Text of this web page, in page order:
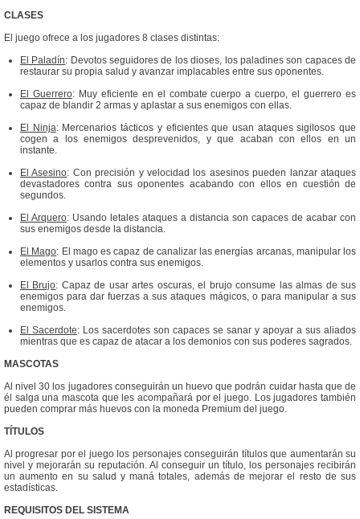
CLASES
El juego ofrece a los jugadores 8 clases distintas:
El Paladín: Devotos seguidores de los dioses, los paladines son capaces de
restaurar su propia salud y avanzar implacables entre sus oponentes.
El Guerrero: Muy eficiente en el combate cuerpo a cuerpo, el guerrero es
capaz de blandir 2 armas y aplastar a sus enemigos con ellas.
El Ninja: Mercenarios tácticos y eficientes que usan ataques sigilosos que
cogen a los enemigos desprevenidos, y que acaban con ellos en un
instante.
El Asesino: Con precisión y velocidad los asesinos pueden lanzar ataques
devastadores contra sus oponentes acabando con ellos en cuestión de
segundos.
El Arquero: Usando letales ataques a distancia son capaces de acabar con
sus enemigos desde la distancia.
El Mago: El mago es capaz de canalizar las energías arcanas, manipular los
elementos y usarlos contra sus enemigos.
El Brujo: Capaz de usar artes oscuras, el brujo consume las almas de sus
enemigos para dar fuerzas a sus ataques mágicos, o para manipular a sus
enemigos.
El Sacerdote: Los sacerdotes son capaces se sanar y apoyar a sus aliados
mientras que es capaz de atacar a los demonios con sus poderes sagrados.
MASCOTAS
Al nivel 30 los jugadores conseguirán un huevo que podrán cuidar hasta que de
él salga una mascota que les acompañará por el juego. Los jugadores también
pueden comprar más huevos con la moneda Premium del juego.
TÍTULOS
Al progresar por el juego los personajes conseguirán títulos que aumentarán su
nivel y mejorarán su reputación. Al conseguir un título, los personajes recibirán
un aumento en su salud y maná totales, además de mejorar el resto de sus
estadísticas.
REQUISITOS DEL SISTEMA